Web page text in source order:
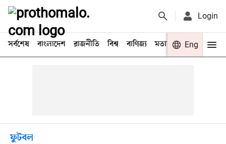
Login
সর্বশেষ বাংলাদেশ রাজনীতি বিশ্ব বাণিজ্য মতামত খেলা
Eng
ফুটবল